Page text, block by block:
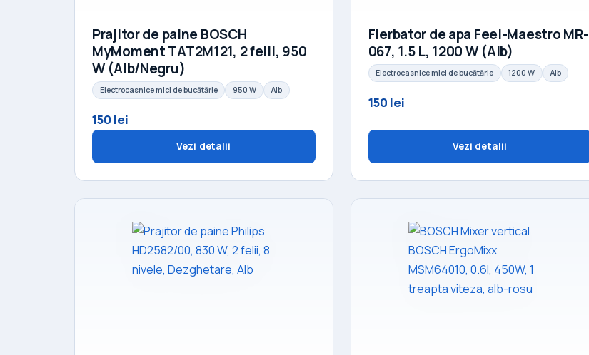
Prajitor de paine BOSCH
MyMoment TAT2M121, 2 felii, 950
W (Alb/Negru)
Electrocasnice mici de bucătărie 950 W Alb
150 lei
Vezi detalii
Fierbator de apa Feel-Maestro MR-
067, 1.5 L, 1200 W (Alb)
Electrocasnice mici de bucătărie 1200 W Alb
150 lei
Vezi detalii